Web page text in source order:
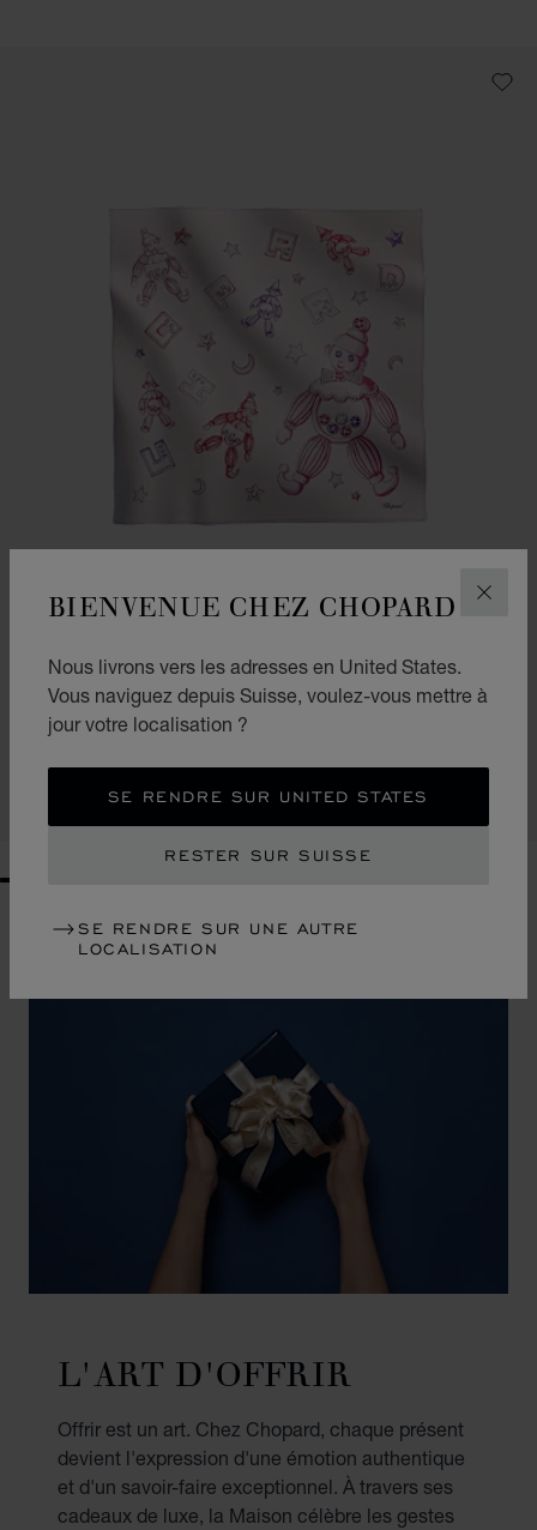
BIENVENUE CHEZ CHOPARD
Nous livrons vers les adresses en United States.
Vous naviguez depuis Suisse, voulez-vous mettre à
jour votre localisation ?
SE RENDRE SUR UNITED STATES
RESTER SUR SUISSE
SE RENDRE SUR UNE AUTRE
LOCALISATION
COUVERTURE HAPPY CLOWN
ROSE - 90 X 90 CM
CHF 590
ACHETER
L'ART D'OFFRIR
Offrir est un art. Chez Chopard, chaque présent
devient l'expression d'une émotion authentique
et d'un savoir-faire exceptionnel. À travers ses
cadeaux de luxe, la Maison célèbre les gestes